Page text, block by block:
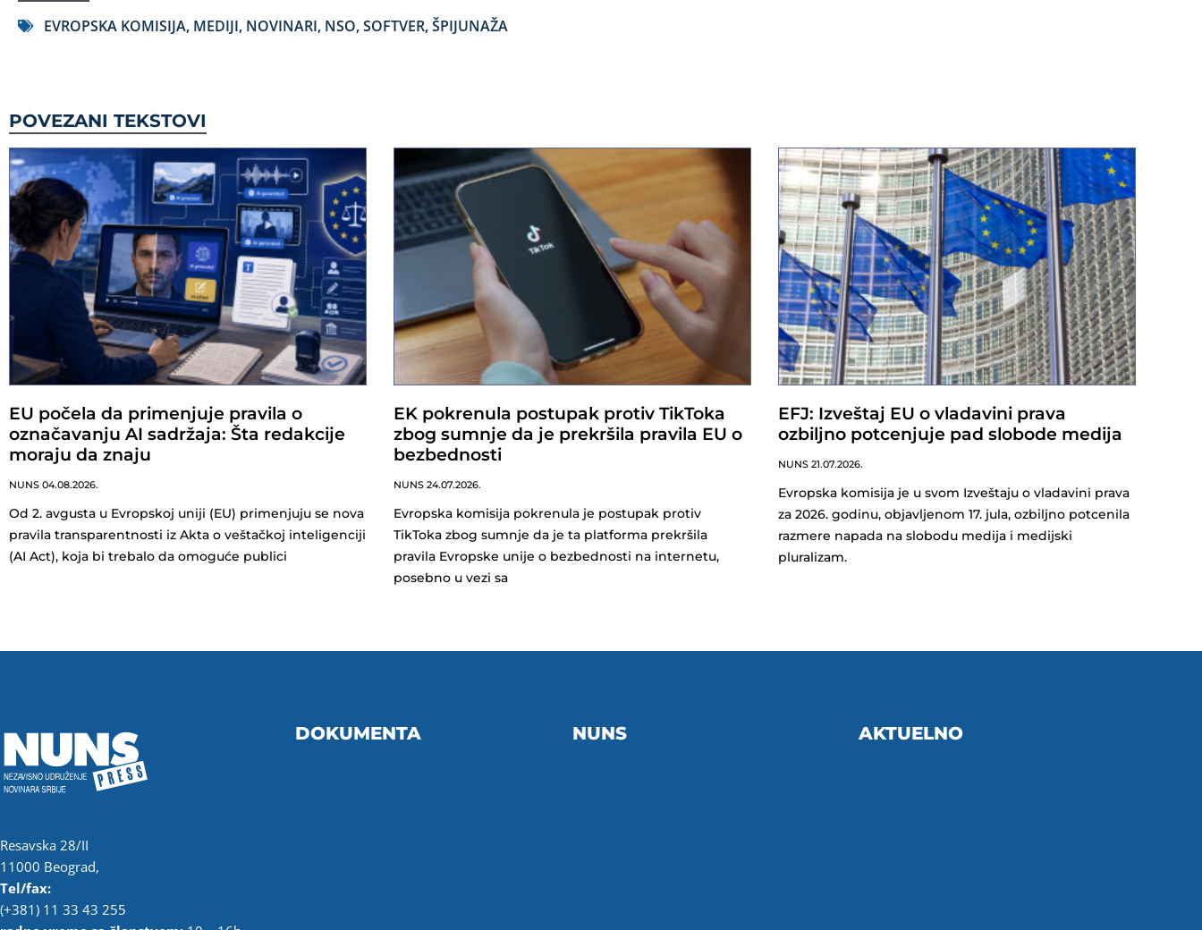
EVROPSKA KOMISIJA, MEDIJI, NOVINARI, NSO,SOFTVER,ŠPIJUNAŽA
POVEZANI TEKSTOVI
EU počela da primenjuje pravila o
označavanju AI sadržaja: Šta redakcije
moraju da znaju
NUNS 04.08.2026.
Od 2. avgusta u Evropskoj uniji (EU) primenjuju se nova
pravila transparentnosti iz Akta o veštačkoj inteligenciji
(AI Act), koja bi trebalo da omoguće publici
EK pokrenula postupak protiv TikToka
zbog sumnje da je prekršila pravila EU o
bezbednosti
NUNS 24.07.2026.
Evropska komisija pokrenula je postupak protiv
TikToka zbog sumnje da je ta platforma prekršila
pravila Evropske unije o bezbednosti na internetu,
posebno u vezi sa
EFJ: Izveštaj EU o vladavini prava
ozbiljno potcenjuje pad slobode medija
NUNS 21.07.2026.
Evropska komisija je u svom Izveštaju o vladavini prava
za 2026. godinu, objavljenom 17. jula, ozbiljno potcenila
razmere napada na slobodu medija i medijski
pluralizam.
Resavska 28/II
11000 Beograd,
Tel/fax:
(+381) 11 33 43 255
DOKUMENTA NUNS AKTUELNO